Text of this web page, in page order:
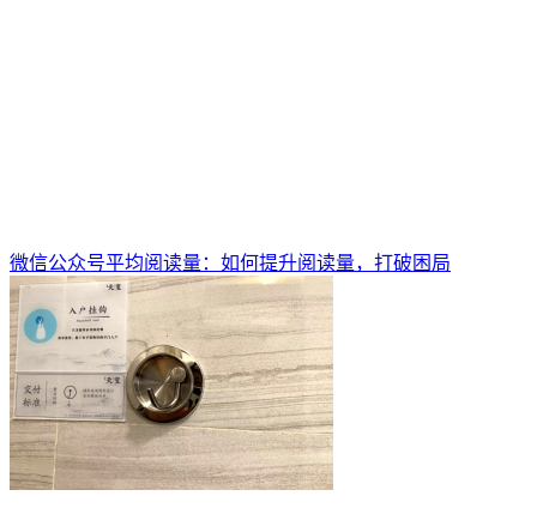
微信公众号平均阅读量：如何提升阅读量，打破困局